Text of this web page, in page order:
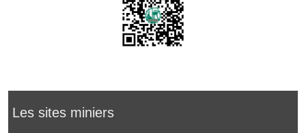
Les sites miniers